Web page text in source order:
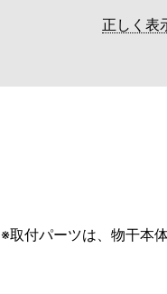
正しく表
※取付パーツは、物干本